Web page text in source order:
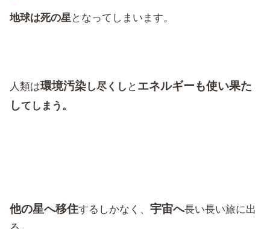
地球は死の星 となってしまいます。
人類は環境汚染し尽くし と エネルギーも使い果た
してしまう。
他の星へ移住するしかなく、宇宙へ長い長い旅に出